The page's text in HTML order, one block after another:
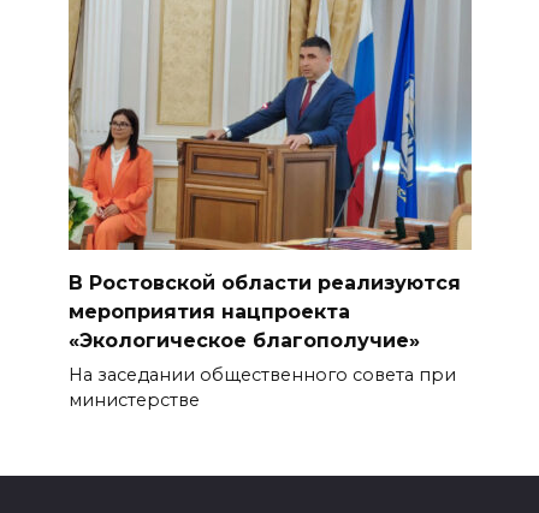
В Ростовской области реализуются
мероприятия нацпроекта
«Экологическое благополучие»
На заседании общественного совета при
министерстве